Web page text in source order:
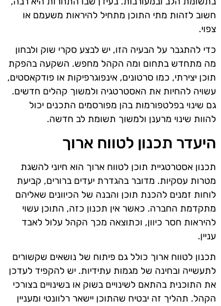
חשוב לזהות מתי התוכן מתחיל להיראות משעמם או
צפוי.
כדי להתגבר על הבעיה הזו, יש לבצע סקרי שוק ולבחון
מה מתחדש בתחום ומה הקהל מחפש. השקעה בהפקת
תוכן יצירתי, כמו סרטונים, אינפוגרפיקות או פודקאסטים,
עשויה להחיות את האסטרטגיה ולמשוך קהלים חדשים.
גם שינוי בפלטפורמות בהן מפורסמים התכנים יכול
להוות שינוי מרענן ולמשוך תשומת לב חדשה.
היעדר תכנון לטווח ארוך
תכנון אסטרטגיית תוכן לטווח ארוך הוא חיוני להשגת
מטרות עסקיות. מדובר בהגדרת יעדים ברורים, קביעת
לוחות זמנים להכנת תוכן והבנה של הכיוונים שאליהם
מתקדמת החברה. כאשר אין תכנון כזה, התוכן עשוי
להיראות חסר כיוון, וכתוצאה מכך הקהל עלול לאבד
עניין.
תכנון לטווח ארוך כולל גם פיתוח של נושאים שקשורים
לתעשייה ובחינה של מגמות עתידיות. יש להקפיד לעדכן
את התוכנית בהתאם לשינויים בשוק או בשינויים בצורכי
הקהל. תהליך זה יבטיח שהתוכן יישאר רלוונטי ומעניין